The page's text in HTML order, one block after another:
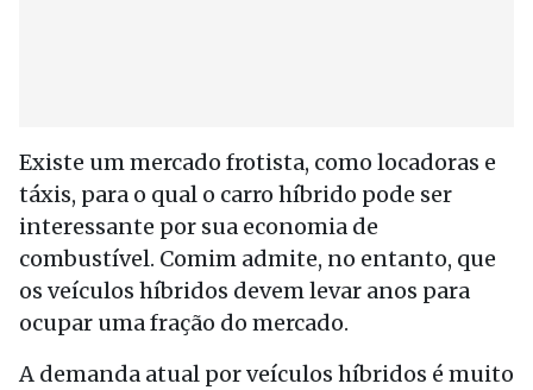
Existe um mercado frotista, como locadoras e
táxis, para o qual o carro híbrido pode ser
interessante por sua economia de
combustível. Comim admite, no entanto, que
os veículos híbridos devem levar anos para
ocupar uma fração do mercado.
A demanda atual por veículos híbridos é muito